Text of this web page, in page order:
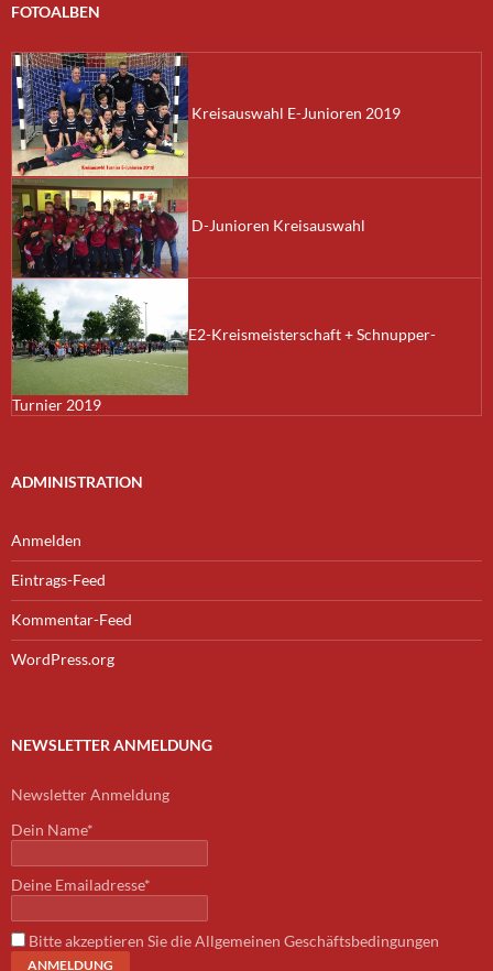
FOTOALBEN
Kreisauswahl E-Junioren 2019
D-Junioren Kreisauswahl
E2-Kreismeisterschaft + Schnupper-
Turnier 2019
ADMINISTRATION
Anmelden
Eintrags-Feed
Kommentar-Feed
WordPress.org
NEWSLETTER ANMELDUNG
Newsletter Anmeldung
Dein Name*
Deine Emailadresse*
Bitte akzeptieren Sie die Allgemeinen Geschäftsbedingungen